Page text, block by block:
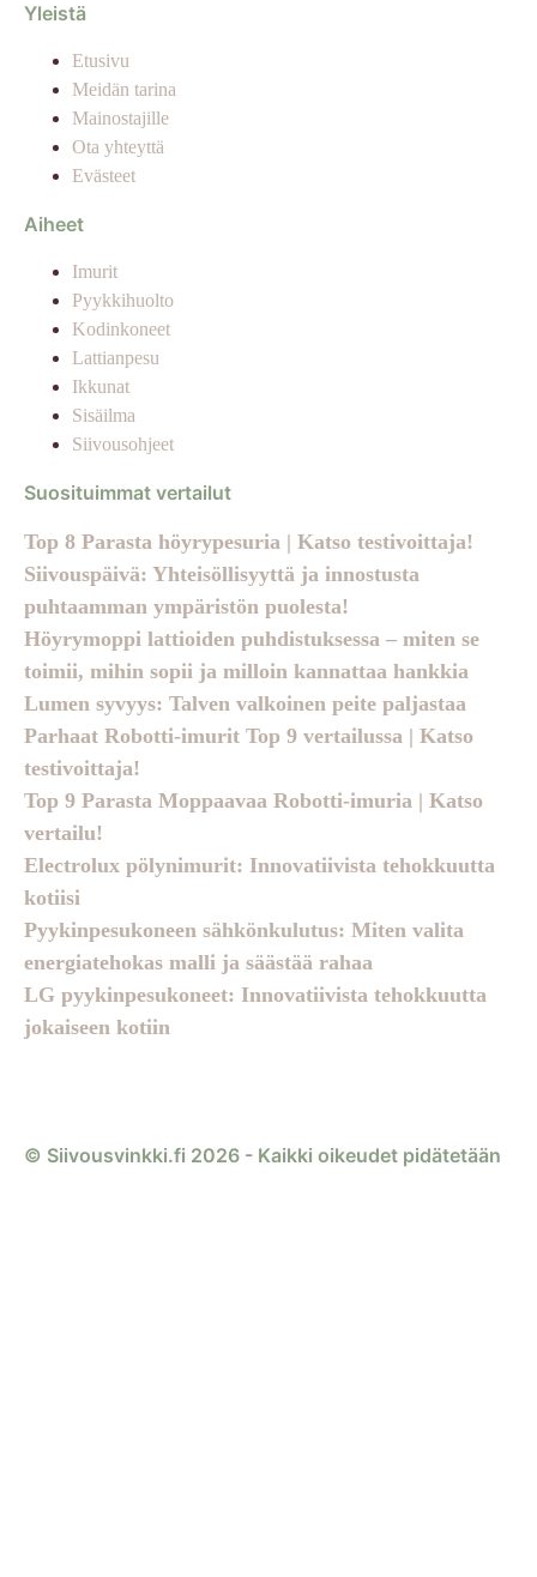
Yleistä
Etusivu
Meidän tarina
Mainostajille
Ota yhteyttä
Evästeet
Aiheet
Imurit
Pyykkihuolto
Kodinkoneet
Lattianpesu
Ikkunat
Sisäilma
Siivousohjeet
Suosituimmat vertailut
Top 8 Parasta höyrypesuria | Katso testivoittaja!
Siivouspäivä: Yhteisöllisyyttä ja innostusta
puhtaamman ympäristön puolesta!
Höyrymoppi lattioiden puhdistuksessa – miten se
toimii, mihin sopii ja milloin kannattaa hankkia
Lumen syvyys: Talven valkoinen peite paljastaa
Parhaat Robotti-imurit Top 9 vertailussa | Katso
testivoittaja!
Top 9 Parasta Moppaavaa Robotti-imuria | Katso
vertailu!
Electrolux pölynimurit: Innovatiivista tehokkuutta
kotiisi
Pyykinpesukoneen sähkönkulutus: Miten valita
energiatehokas malli ja säästää rahaa
LG pyykinpesukoneet: Innovatiivista tehokkuutta
jokaiseen kotiin
© Siivousvinkki.fi 2026 - Kaikki oikeudet pidätetään